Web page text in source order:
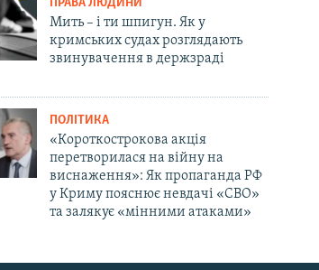
ПРАВА ЛЮДИНИ
Мить – і ти шпигун. Як у
кримських судах розглядають
звинувачення в держзраді
ПОЛІТИКА
«Короткострокова акція
перетворилася на війну на
виснаження»: Як пропаганда РФ
у Криму пояснює невдачі «СВО»
та залякує «мінними атаками»